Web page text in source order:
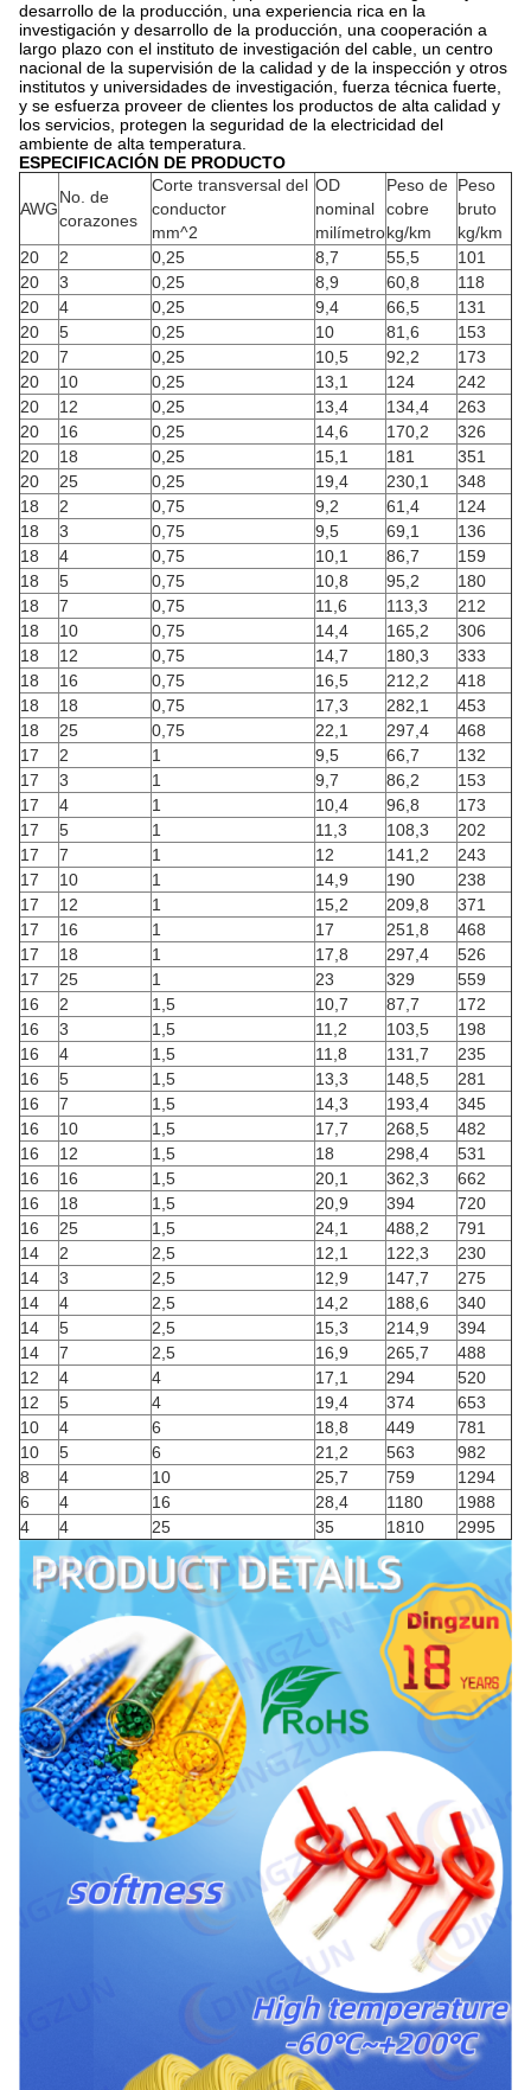
desarrollo de la producción, una experiencia rica en la
investigación y desarrollo de la producción, una cooperación a
largo plazo con el instituto de investigación del cable, un centro
nacional de la supervisión de la calidad y de la inspección y otros
institutos y universidades de investigación, fuerza técnica fuerte,
y se esfuerza proveer de clientes los productos de alta calidad y
los servicios, protegen la seguridad de la electricidad del
ambiente de alta temperatura.
ESPECIFICACIÓN DE PRODUCTO
AWG
No. de
corazones
Corte transversal del
conductor
mm^2
OD
nominal
milímetro
Peso de
cobre
kg/km
Peso
bruto
kg/km
20
2 0,25 8,7 55,5
101
20
3 0,25 8,9 60,8
118
20
4 0,25 9,4 66,5
131
20
5 0,25 10 81,6
153
20
7 0,25 10,5 92,2
173
20
10 0,25 13,1 124
242
20
12 0,25 13,4 134,4
263
20
16 0,25 14,6 170,2
326
20
18 0,25 15,1 181
351
20
25 0,25 19,4 230,1
348
18
2 0,75 9,2 61,4
124
18
3 0,75 9,5 69,1
136
18
4 0,75 10,1 86,7
159
18
5 0,75 10,8 95,2
180
18
7 0,75 11,6 113,3
212
18
10 0,75 14,4 165,2
306
18
12 0,75 14,7 180,3
333
18
16 0,75 16,5 212,2
418
18
18 0,75 17,3 282,1
453
18
25 0,75 22,1 297,4
468
17
2 1 9,5 66,7
132
17
3 1 9,7 86,2
153
17
4 1 10,4 96,8
173
17
5 1 11,3 108,3
202
17
7 1 12 141,2
243
17
10 1 14,9 190
238
17
12 1 15,2 209,8
371
17
16 1 17 251,8
468
17
18 1 17,8 297,4
526
17
25 1 23 329
559
16
2 1,5 10,7 87,7
172
16
3 1,5 11,2 103,5
198
16
4 1,5 11,8 131,7
235
16
5 1,5 13,3 148,5
281
16
7 1,5 14,3 193,4
345
16
10 1,5 17,7 268,5
482
16
12 1,5 18 298,4
531
16
16 1,5 20,1 362,3
662
16
18 1,5 20,9 394
720
16
25 1,5 24,1 488,2
791
14
2 2,5 12,1 122,3
230
14
3 2,5 12,9 147,7
275
14
4 2,5 14,2 188,6
340
14
5 2,5 15,3 214,9
394
14
7 2,5 16,9 265,7
488
12
4 4 17,1 294
520
12
5 4 19,4 374
653
10
4 6 18,8 449
781
10
5 6 21,2 563
982
8
4 10 25,7 759
1294
6
4 16 28,4 1180
1988
4
4 25 35 1810 2995